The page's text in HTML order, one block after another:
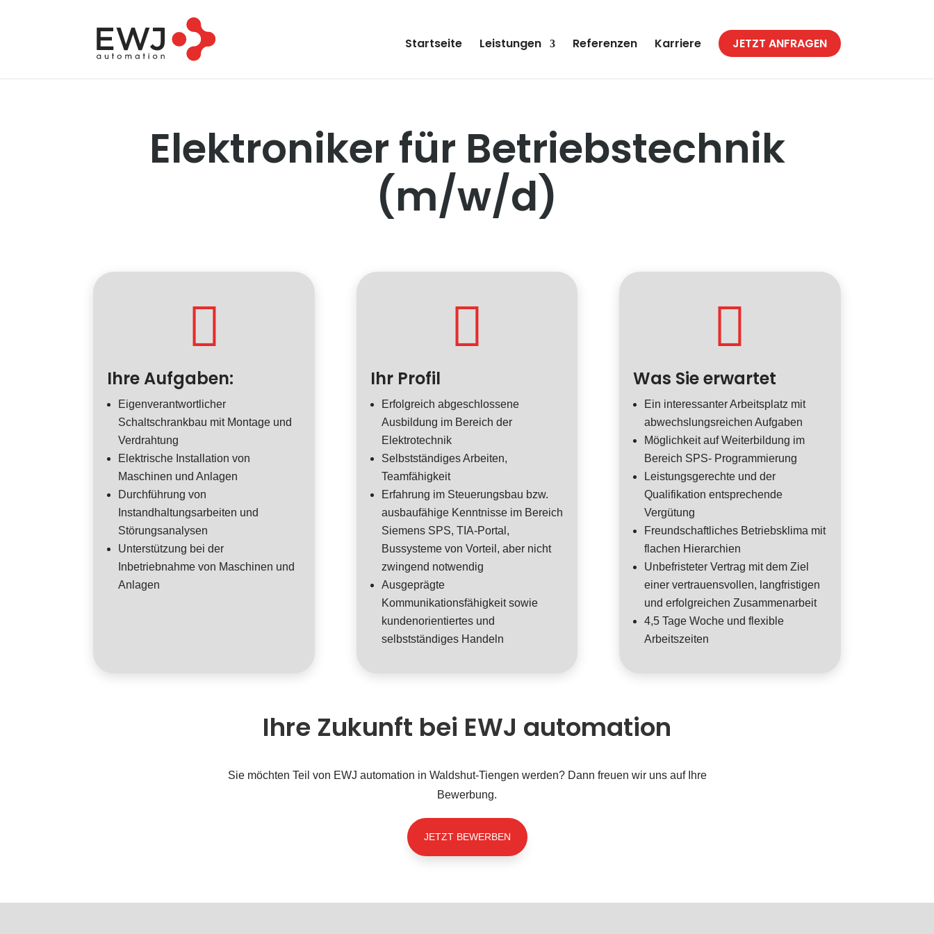
Startseite Leistungen Referenzen Karriere JETZT ANFRAGEN
Elektroniker für Betriebstechnik
(m/w/d)

Ihre Aufgaben:
Eigenverantwortlicher
Schaltschrankbau mit Montage und
Verdrahtung
Elektrische Installation von
Maschinen und Anlagen
Durchführung von
Instandhaltungsarbeiten und
Störungsanalysen
Unterstützung bei der
Inbetriebnahme von Maschinen und
Anlagen

Ihr Profil
Erfolgreich abgeschlossene
Ausbildung im Bereich der
Elektrotechnik
Selbstständiges Arbeiten,
Teamfähigkeit
Erfahrung im Steuerungsbau bzw.
ausbaufähige Kenntnisse im Bereich
Siemens SPS, TIA-Portal,
Bussysteme von Vorteil, aber nicht
zwingend notwendig
Ausgeprägte
Kommunikationsfähigkeit sowie
kundenorientiertes und
selbstständiges Handeln

Was Sie erwartet
Ein interessanter Arbeitsplatz mit
abwechslungsreichen Aufgaben
Möglichkeit auf Weiterbildung im
Bereich SPS- Programmierung
Leistungsgerechte und der
Qualifikation entsprechende
Vergütung
Freundschaftliches Betriebsklima mit
flachen Hierarchien
Unbefristeter Vertrag mit dem Ziel
einer vertrauensvollen, langfristigen
und erfolgreichen Zusammenarbeit
4,5 Tage Woche und flexible
Arbeitszeiten
Ihre Zukunft bei EWJ automation
Sie möchten Teil von EWJ automation in Waldshut-Tiengen werden? Dann freuen wir uns auf Ihre
Bewerbung.
JETZT BEWERBEN